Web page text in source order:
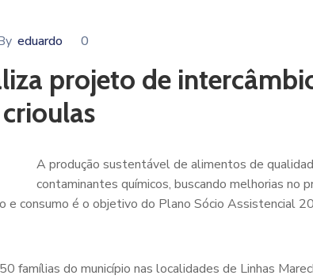
eduardo 0
projeto de
A produção sustentável de alimentos de
contaminantes químicos, buscando melhorias no
e consumo é o objetivo do Plano Sócio Assistencial
famílias do município nas localidades de Linhas